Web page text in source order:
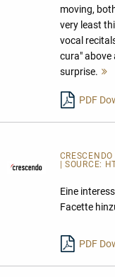
moving,
very least
vocal
cura" above
surprise.
PDF
| SOURCE:
Eine
Facette
PDF